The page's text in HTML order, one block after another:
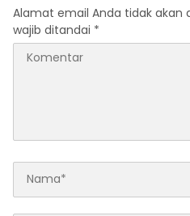
Alamat email Anda tidak akan
wajib ditandai *